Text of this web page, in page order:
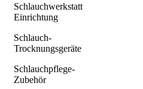
Schlauchwerkstatt
Einrichtung
Schlauch-
Trocknungsgeräte
Schlauchpflege-
Zubehör